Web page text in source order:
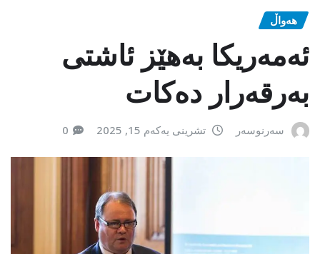
هەواڵ
ئه‌مه‌ریكا به‌هێز ئاشتى
به‌رقه‌رار ده‌كات
سەرنوسەر تشرینی یەکەم 15, 2025 0